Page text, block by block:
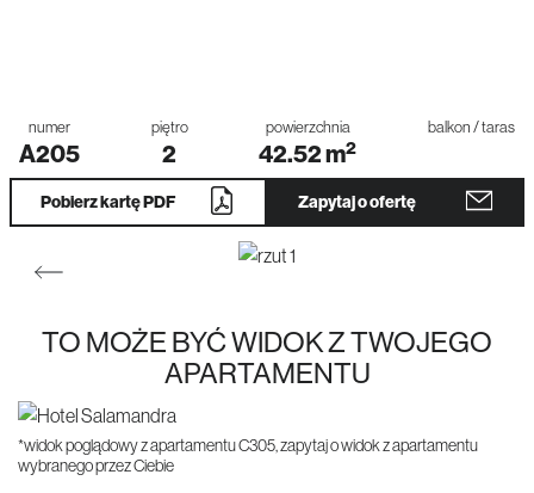
numer
A205
piętro
2
powierzchnia
42.52m2
balkon / taras
Pobierz kartę PDF Zapytaj o ofertę
TO MOŻE BYĆ WIDOK Z TWOJEGO
APARTAMENTU
*widok poglądowy z apartamentu C305, zapytaj o widok z apartamentu
wybranego przez Ciebie